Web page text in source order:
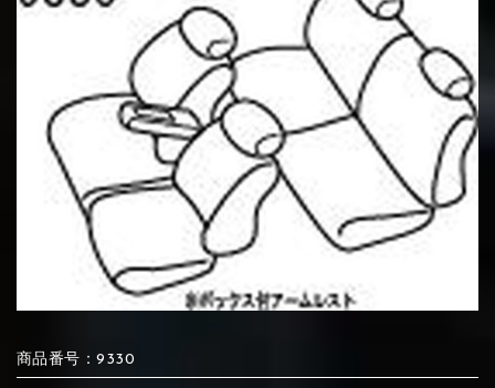
④Brown ⑤Dark Brown ⑥Yellow
⑦Blue ⑧Orange
②Gray ③Red
④Brown ⑤Dark Brown ⑥Yellow
①Beige ②Gray
④Brown ⑤Dark Brown
刺繍は下記21種類からご選択ください。
①Black ②Gray ③Light gray
刺繍は下記21種類からご選択ください。
①Black ②Gray ③Light gray
商品番号：9330